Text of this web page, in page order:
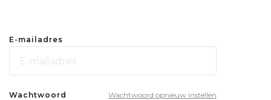
E-mailadres
Wachtwoord Wachtwoord opnieuw instellen